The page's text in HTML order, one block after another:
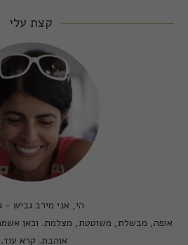
קצת עלי
הי, אני מירב גביש -
אופה, מבשלת, משוטטת, מצלמת. וכאן
אוהבת. קרא